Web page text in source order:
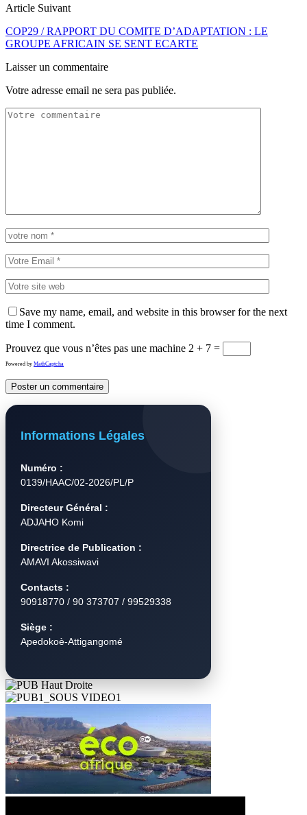
Article Suivant
COP29 / RAPPORT DU COMITE D’ADAPTATION : LE
GROUPE AFRICAIN SE SENT ECARTE
Laisser un commentaire
Votre adresse email ne sera pas publiée.
Save my name, email, and website in this browser for the next
time I comment.
Prouvez que vous n’êtes pas une machine 2 + 7 =
Powered by MathCaptcha
Informations Légales
Numéro :
0139/HAAC/02-2026/PL/P
Directeur Général :
ADJAHO Komi
Directrice de Publication :
AMAVI Akossiwavi
Contacts :
90918770 / 90 373707 / 99529338
Siège :
Apedokoè-Attigangomé